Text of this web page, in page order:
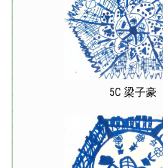
5C 梁子豪